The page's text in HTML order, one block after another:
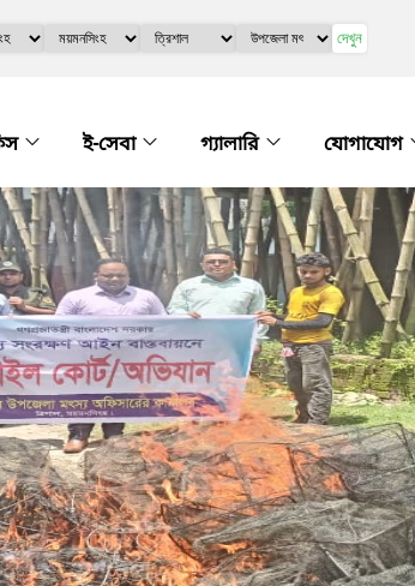
দেখুন
ই-সেবা গ্যালারি যোগাযোগ